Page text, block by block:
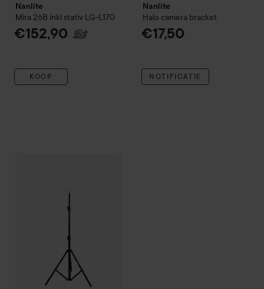
Nanlite
Mira 26B inkl stativ LG-L170
€152,90
KOOP
Nanlite
Halo camera bracket
€17,50
NOTIFICATIE